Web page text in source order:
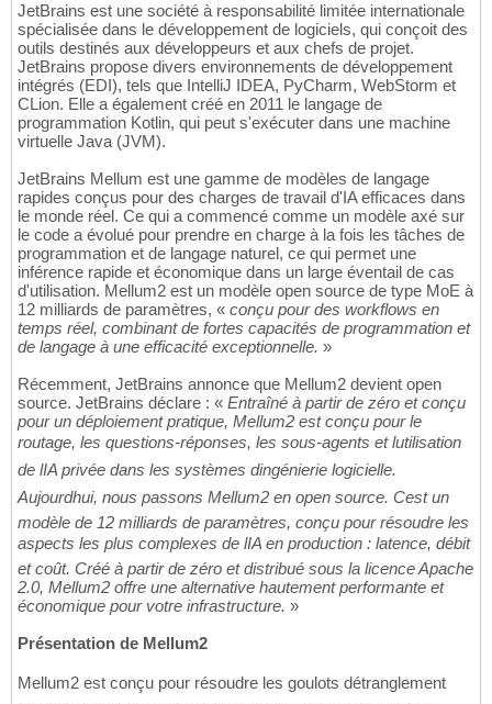
JetBrains est une société à responsabilité limitée internationale
spécialisée dans le développement de logiciels, qui conçoit des
outils destinés aux développeurs et aux chefs de projet.
JetBrains propose divers environnements de développement
intégrés (EDI), tels que IntelliJ IDEA, PyCharm, WebStorm et
CLion. Elle a également créé en 2011 le langage de
programmation Kotlin, qui peut s'exécuter dans une machine
virtuelle Java (JVM).
JetBrains Mellum est une gamme de modèles de langage
rapides conçus pour des charges de travail d'IA efficaces dans
le monde réel. Ce qui a commencé comme un modèle axé sur
le code a évolué pour prendre en charge à la fois les tâches de
programmation et de langage naturel, ce qui permet une
inférence rapide et économique dans un large éventail de cas
d'utilisation. Mellum2 est un modèle open source de type MoE à
12 milliards de paramètres, « conçu pour des workflows en
temps réel, combinant de fortes capacités de programmation et
de langage à une efficacité exceptionnelle. »
Récemment, JetBrains annonce que Mellum2 devient open
source. JetBrains déclare : « Entraîné à partir de zéro et conçu
pour un déploiement pratique, Mellum2 est conçu pour le
routage, les questions-réponses, les sous-agents et lutilisation
de lIA privée dans les systèmes dingénierie logicielle.
Aujourdhui, nous passons Mellum2 en open source. Cest un
modèle de 12 milliards de paramètres, conçu pour résoudre les
aspects les plus complexes de lIA en production : latence, débit
et coût. Créé à partir de zéro et distribué sous la licence Apache
2.0, Mellum2 offre une alternative hautement performante et
économique pour votre infrastructure. »
Présentation de Mellum2
Mellum2 est conçu pour résoudre les goulots détranglement